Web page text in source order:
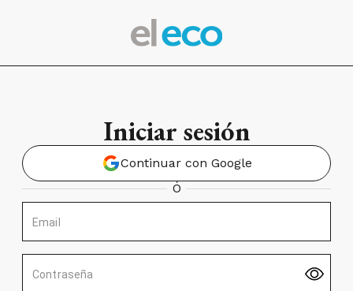
Iniciar sesión
Continuar con Google
Ó
Email
Contraseña